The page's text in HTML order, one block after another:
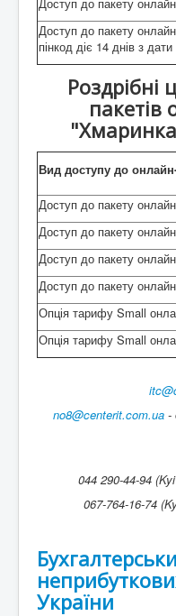
Доступ до пакету
пінкод діє 14 днів з
Роздрібні
пакетів
Вид доступу до
Доступ до пакету
Доступ до пакету
Доступ до пакету
Доступ до пакету
Опція тарифу Small
Опція тарифу Small
no8@centerit.com.ua -
044 290-44-94
067-764-16-74
України